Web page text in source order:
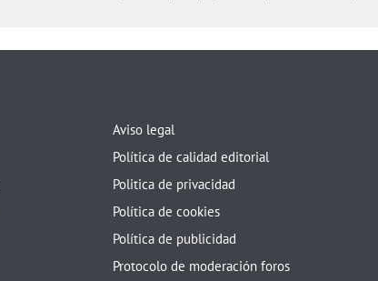
Aviso legal
Política de calidad editorial
Politica de privacidad
Política de cookies
Política de publicidad
Protocolo de moderación foros